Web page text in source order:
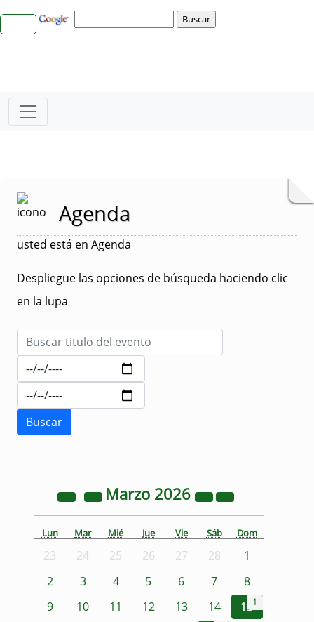
Agenda
usted está en Agenda
Despliegue las opciones de búsqueda haciendo clic
en la lupa
Marzo 2026
Lun Mar Mié Jue Vie Sáb Dom
23 24 25 26 27 28
1
2
3 4 5 6 7
8
9
10 11 12 13 14 151